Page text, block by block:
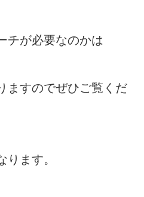
チが必要なのかは
ますのでぜひご覧くだ
ます。